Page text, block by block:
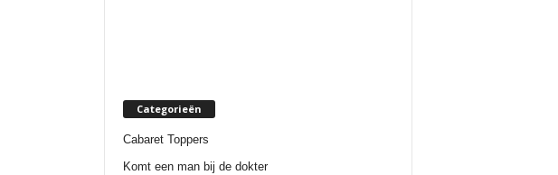
Categorieën
Cabaret Toppers
Komt een man bij de dokter